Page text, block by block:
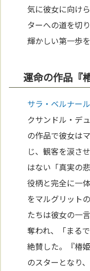
気に彼女に向け
ターへの道を切
輝かしい第一歩
運命の作品『
サラ・ベルナール
クサンドル・デ
の作品で彼女は
じ、観客を涙さ
はない「真実の
役柄と完全に一
をマルグリット
たちは彼女の一
奪われ、「まるで
絶賛した。『椿
のスターとなり